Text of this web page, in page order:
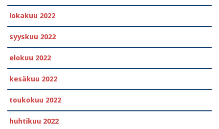
lokakuu 2022
syyskuu 2022
elokuu 2022
kesäkuu 2022
toukokuu 2022
huhtikuu 2022